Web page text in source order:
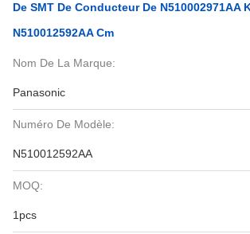
De SMT De Conducteur De N510002971AA
N510012592AA Cm
Nom De La Marque:
Panasonic
Numéro De Modèle:
N510012592AA
MOQ:
1pcs